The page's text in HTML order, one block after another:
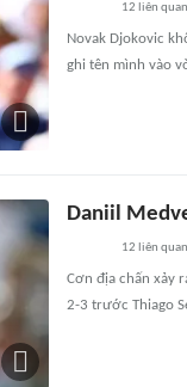
12 liên quan
Novak Djokovic
ghi tên mình vào
Daniil
12 liên quan
Cơn địa chấn xảy
2-3 trước Thiago